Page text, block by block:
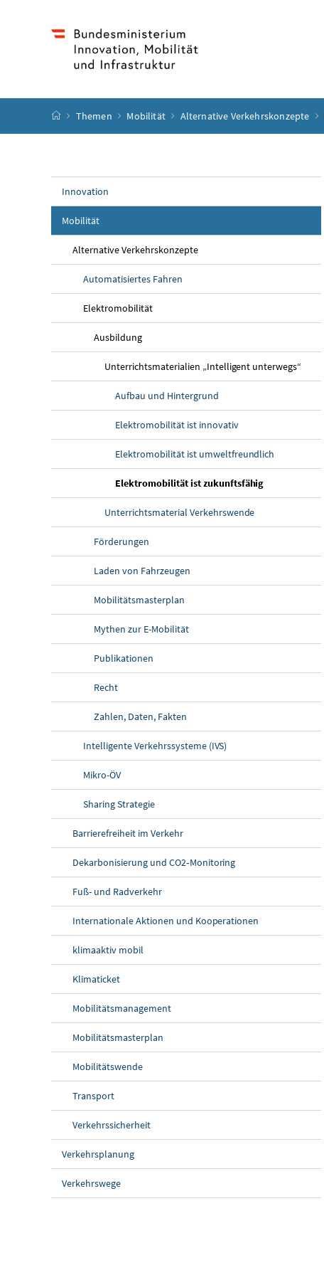
Startseite
Themen Mobilität Alternative Verkehrskonzepte
Innovation
Mobilität
Alternative Verkehrskonzepte
Automatisiertes Fahren
Elektromobilität
Ausbildung
Unterrichtsmaterialien „Intelligent unterwegs“
Aufbau und Hintergrund
Elektromobilität ist innovativ
Elektromobilität ist umweltfreundlich
Elektromobilität ist zukunftsfähig(aktuelle Seite)
Unterrichtsmaterial Verkehrswende
Förderungen
Laden von Fahrzeugen
Mobilitätsmasterplan
Mythen zur E-Mobilität
Publikationen
Recht
Zahlen, Daten, Fakten
Intelligente Verkehrssysteme (IVS)
Mikro-ÖV
SharingStrategie
Barrierefreiheit im Verkehr
Dekarbonisierung und CO2‑Monitoring
Fuß- und Radverkehr
Internationale Aktionen und Kooperationen
klimaaktiv mobil
Klimaticket
Mobilitätsmanagement
Mobilitätsmasterplan
Mobilitätswende
Transport
Verkehrssicherheit
Verkehrsplanung
Verkehrswege